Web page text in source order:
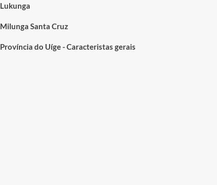
Lukunga
Milunga Santa Cruz
Província do Uíge - Caracteristas gerais